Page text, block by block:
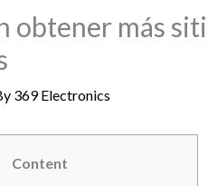
obtener más
369 Electronics
Content